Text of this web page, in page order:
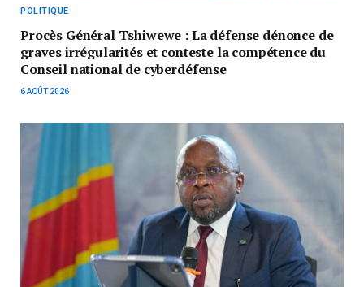
POLITIQUE
Procès Général Tshiwewe : La défense dénonce de
graves irrégularités et conteste la compétence du
Conseil national de cyberdéfense
6 AOÛT 2026